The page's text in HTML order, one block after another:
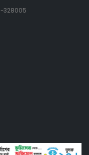
328005